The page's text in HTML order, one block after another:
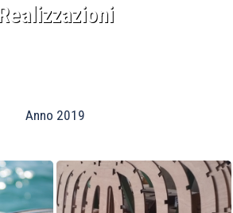
Realizzazioni
Anno 2019